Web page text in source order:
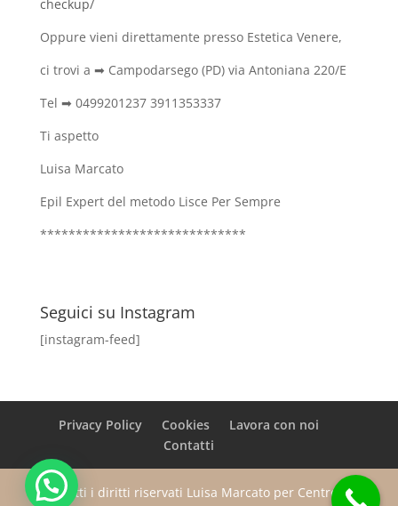
checkup/
Oppure vieni direttamente presso Estetica Venere,
ci trovi a ➡ Campodarsego (PD) via Antoniana 220/E
Tel ➡ 0499201237 3911353337
Ti aspetto
Luisa Marcato
Epil Expert del metodo Lisce Per Sempre
*****************************
Seguici su Instagram
[instagram-feed]
Privacy Policy Cookies
Lavora con noi
Contatti
Tutti i diritti riservati Luisa Marcato per Centro